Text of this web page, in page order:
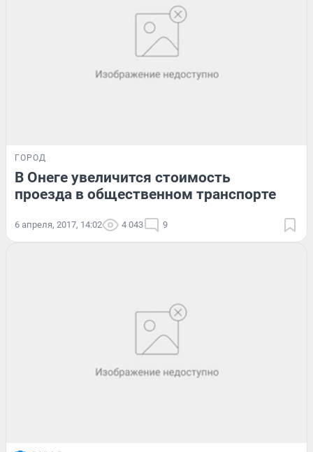
ГОРОД
В Онеге увеличится стоимость
проезда в общественном транспорте
6 апреля, 2017, 14:02 4 043 9